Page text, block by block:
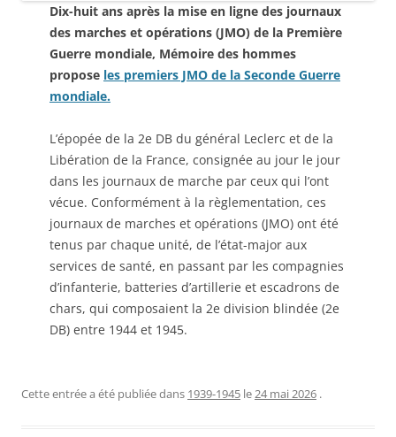
Dix-huit ans après la mise en ligne des journaux
des marches et opérations (JMO) de la Première
Guerre mondiale, Mémoire des hommes
propose les premiers JMO de la Seconde Guerre
mondiale.
L’épopée de la 2e DB du général Leclerc et de la
Libération de la France, consignée au jour le jour
dans les journaux de marche par ceux qui l’ont
vécue. Conformément à la règlementation, ces
journaux de marches et opérations (JMO) ont été
tenus par chaque unité, de l’état-major aux
services de santé, en passant par les compagnies
d’infanterie, batteries d’artillerie et escadrons de
chars, qui composaient la 2e division blindée (2e
DB) entre 1944 et 1945.
Cette entrée a été publiée dans 1939-1945 le24 mai 2026 .